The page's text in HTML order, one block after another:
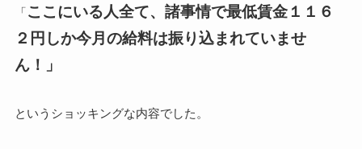
「 ここにいる人全て、諸事情で最低賃金１１６
２円しか今月の給料は振り込まれていませ
ん！」
というショッキングな内容でした。